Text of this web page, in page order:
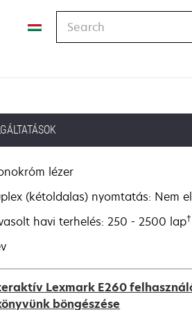
lézer
(kétoldalas) nyomtatás: Nem
havi terhelés: 250 - 2500 lap†
Lexmark E260
böngészése